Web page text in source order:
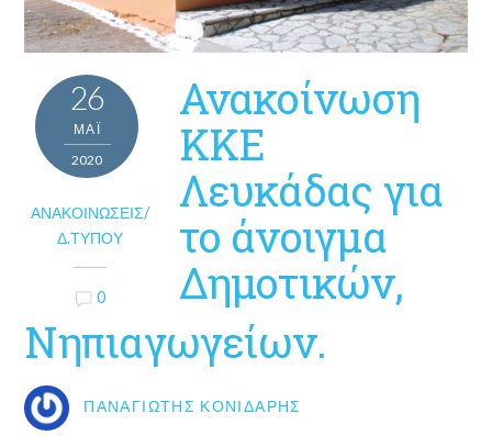
26
ΜΑΪ́
2020
ΑΝΑΚΟΙΝΏΣΕΙΣ/
Δ.ΤΎΠΟΥ
0
Ανακοίνωση
ΚΚΕ
Λευκάδας για
το άνοιγμα
Δημοτικών,
Νηπιαγωγείων.
ΠΑΝΑΓΙΏΤΗΣ ΚΟΝΙΔΆΡΗΣ